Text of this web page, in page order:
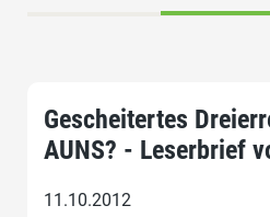
Gescheitertes
AUNS? - Leserbrief
11.10.2012